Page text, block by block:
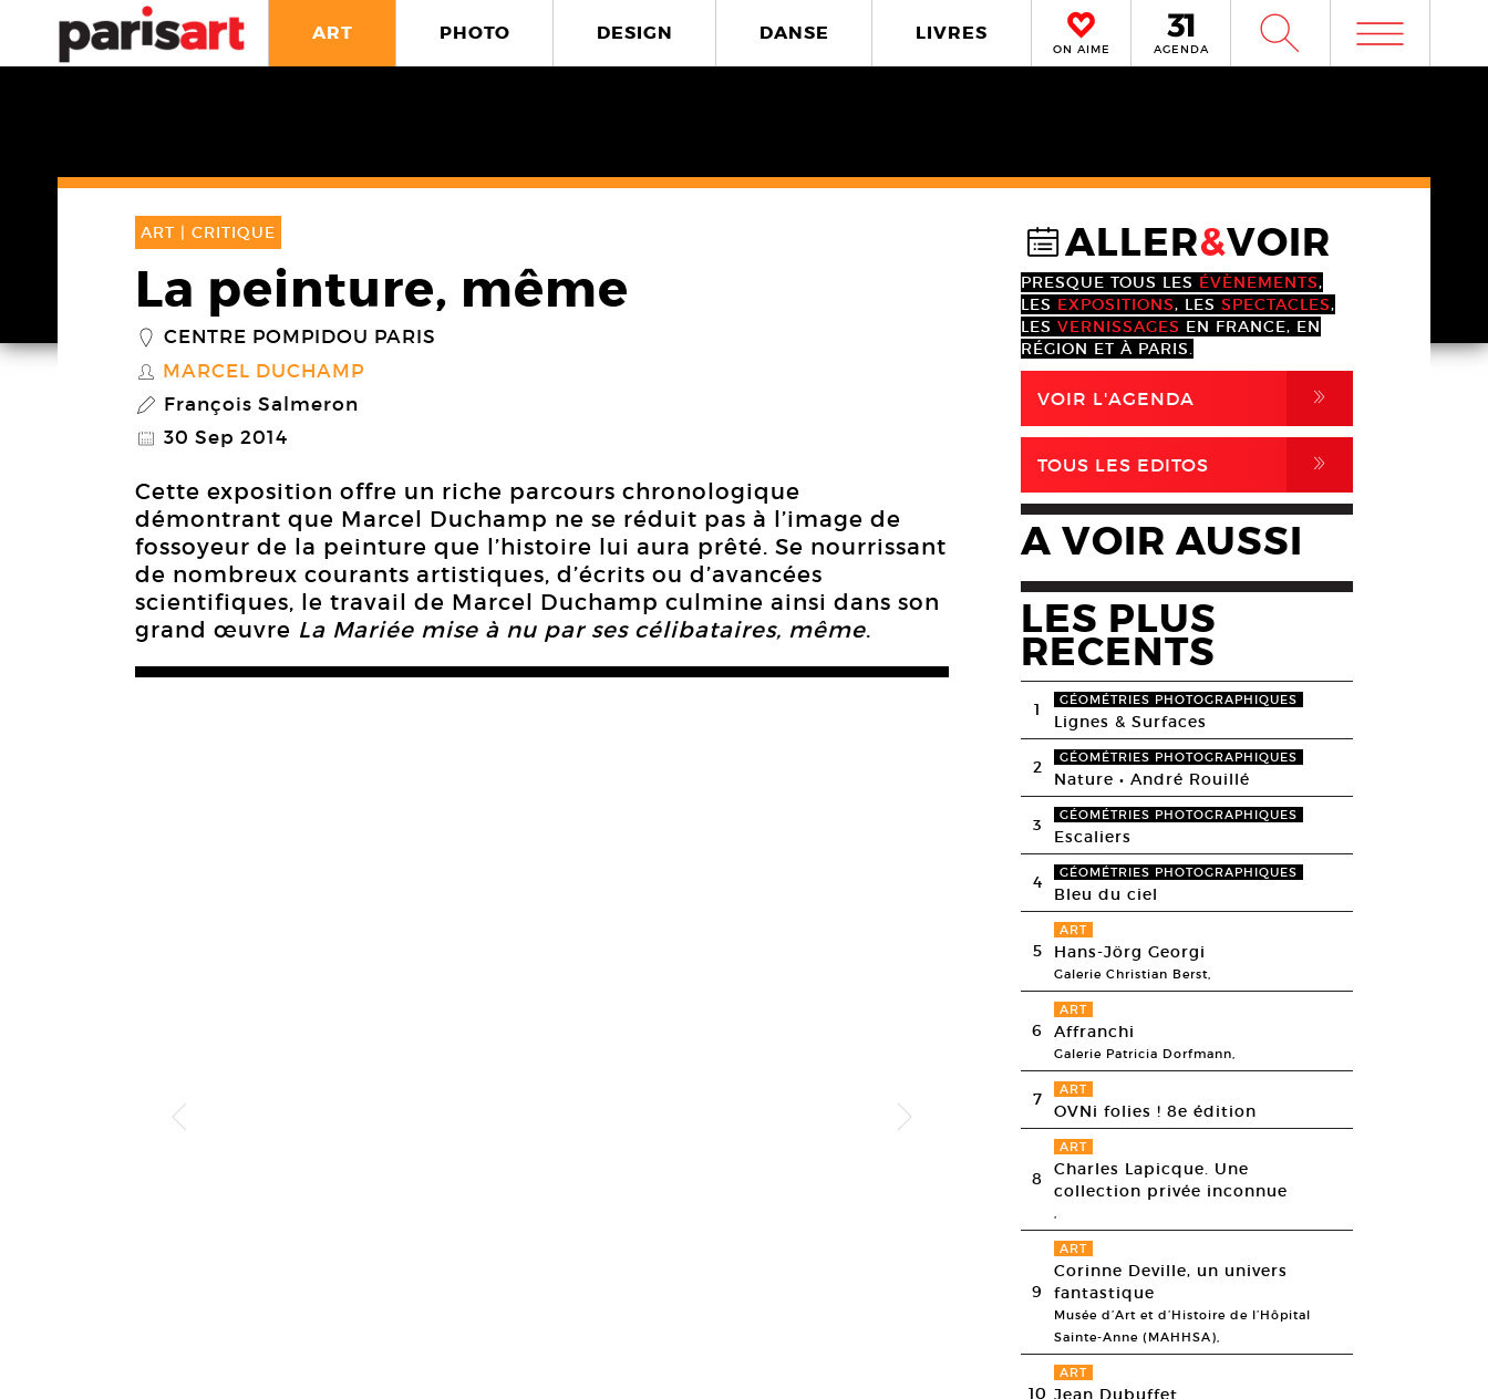
ART PHOTO DESIGN DANSE LIVRES
ON AIME AGENDA W m
ART | CRITIQUE
La peinture, même
_ CENTRE POMPIDOU PARIS
S MARCEL DUCHAMP
P François Salmeron
@ 30 Sep 2014
Cette exposition offre un riche parcours chronologique
démontrant que Marcel Duchamp ne se réduit pas à l’image de
fossoyeur de la peinture que l’histoire lui aura prêté. Se nourrissant
de nombreux courants artistiques, d’écrits ou d’avancées
scientifiques, le travail de Marcel Duchamp culmine ainsi dans son
grand œuvre La Mariée mise à nu par ses célibataires, même.
@ALLER&VOIR
PRESQUE TOUS LES ÉVÈNEMENTS,
LES EXPOSITIONS, LES SPECTACLES,
LES VERNISSAGES EN FRANCE, EN
RÉGION ET À PARIS.
VOIR L'AGENDA ,
TOUS LES EDITOS ,
A VOIR AUSSI
LES PLUS
RECENTS
1 GÉOMÉTRIES PHOTOGRAPHIQUES
Lignes & Surfaces
2 GÉOMÉTRIES PHOTOGRAPHIQUES
Nature • André Rouillé
3 GÉOMÉTRIES PHOTOGRAPHIQUES
Escaliers
4 GÉOMÉTRIES PHOTOGRAPHIQUES
Bleu du ciel
5
ART
Hans-Jörg Georgi
Galerie Christian Berst,
6
ART
Affranchi
Galerie Patricia Dorfmann,
7 ART
OVNi folies ! 8e édition
8
ART
Charles Lapicque. Une
collection privée inconnue
,
9
ART
Corinne Deville, un univers
fantastique
Musée d’Art et d’Histoire de l’Hôpital
Sainte-Anne (MAHHSA),
10
ART
Jean Dubuffet